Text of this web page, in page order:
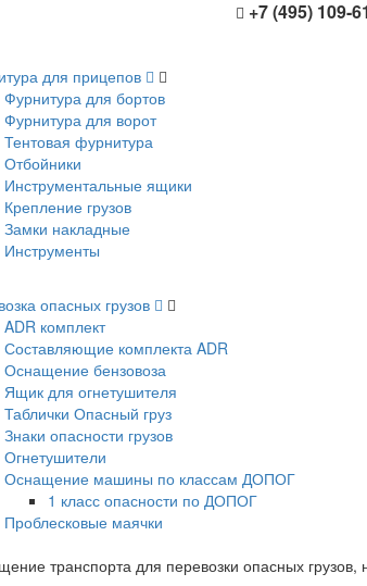
+7 (495) 109-
для прицепов
Фурнитура для бортов
Фурнитура для ворот
Тентовая фурнитура
Отбойники
Инструментальные ящики
Крепление грузов
Замки накладные
Инструменты
опасных грузов
ADR комплект
Составляющие комплекта ADR
Оснащение бензовоза
Ящик для огнетушителя
Таблички Опасный груз
Знаки опасности грузов
Огнетушители
Оснащение машины по классам ДОПОГ
1 класс опасности по ДОПОГ
Проблесковые маячки
транспорта для перевозки опасных